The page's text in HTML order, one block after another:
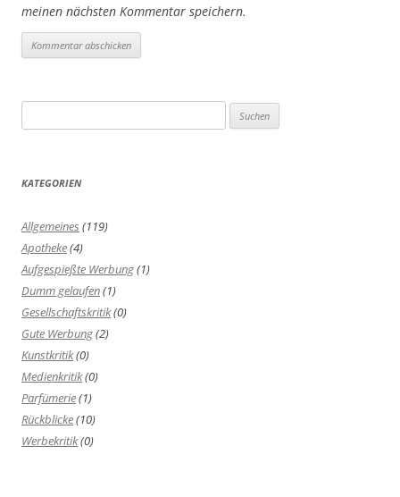
meinen nächsten Kommentar speichern.
nach:
KATEGORIEN
Allgemeines (119)
Apotheke(4)
Aufgespießte Werbung(1)
Dumm gelaufen(1)
Gesellschaftskritik(0)
Gute Werbung(2)
Kunstkritik(0)
Medienkritik(0)
Parfümerie(1)
Rückblicke(10)
Werbekritik(0)